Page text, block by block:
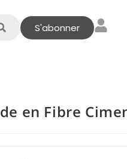
S'abonner
en Fibre